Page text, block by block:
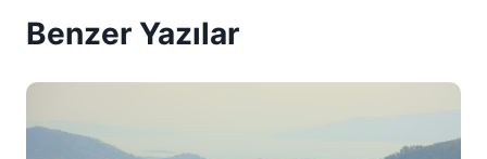
Benzer Yazılar